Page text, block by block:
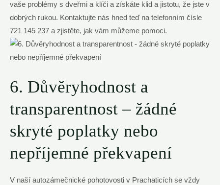
vaše problémy s dveřmi a klíči a získáte klid a jistotu, že jste v
dobrých rukou. Kontaktujte nás hned teď na telefonním čísle
721 145 237 a zjistěte, jak vám můžeme pomoci.
6. Důvěryhodnost a
transparentnost – žádné
skryté poplatky nebo
nepříjemné překvapení
V naší autozámečnické pohotovosti v Prachaticích se vždy